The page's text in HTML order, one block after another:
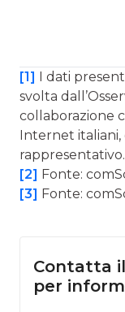
[1] I dati
svolta
collaborazione
Internet italiani,
rappresentativo.
[2] Fonte:
[3] Fonte:
Contatta
per